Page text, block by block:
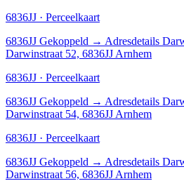
6836JJ · Perceelkaart
6836JJ Gekoppeld → Adresdetails
Darwinstraat 52, 6836JJ Arnhem
6836JJ · Perceelkaart
6836JJ Gekoppeld → Adresdetails
Darwinstraat 54, 6836JJ Arnhem
6836JJ · Perceelkaart
6836JJ Gekoppeld → Adresdetails
Darwinstraat 56, 6836JJ Arnhem